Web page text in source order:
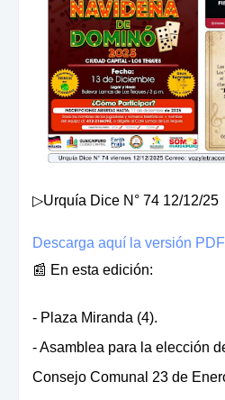
▷Urquía Dice N° 74 12/12/25
Descarga aquí la versión PDF
📰 En esta edición:
- Plaza Miranda (4).
- Asamblea para la elección
Consejo Comunal 23 de